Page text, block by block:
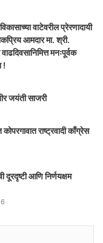
वाटेवरील प्रेरणादायी
आमदार मा. श्री.
मनःपूर्वक
!
जयंती साजरी
कोपरगावात राष्ट्रवादी काँग्रेस
दूरदृष्टी आणि निर्णयक्षम